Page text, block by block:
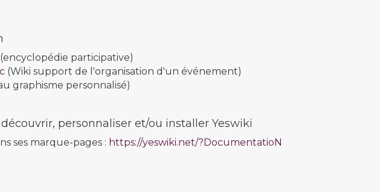
(encyclopédie participative)
(Wiki support de l'organisation d'un événement)
graphisme personnalisé)
personnaliser et/ou installer Yeswiki
ses marque-pages : https://yeswiki.net/?DocumentatioN